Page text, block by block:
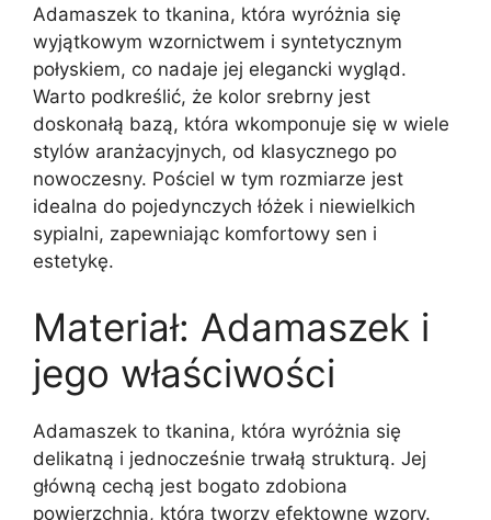
Adamaszek to tkanina, która wyróżnia się
wyjątkowym wzornictwem i syntetycznym
połyskiem, co nadaje jej elegancki wygląd.
Warto podkreślić, że kolor srebrny jest
doskonałą bazą, która wkomponuje się w wiele
stylów aranżacyjnych, od klasycznego po
nowoczesny. Pościel w tym rozmiarze jest
idealna do pojedynczych łóżek i niewielkich
sypialni, zapewniając komfortowy sen i
estetykę.
Materiał: Adamaszek i
jego właściwości
Adamaszek to tkanina, która wyróżnia się
delikatną i jednocześnie trwałą strukturą. Jej
główną cechą jest bogato zdobiona
powierzchnia, która tworzy efektowne wzory.